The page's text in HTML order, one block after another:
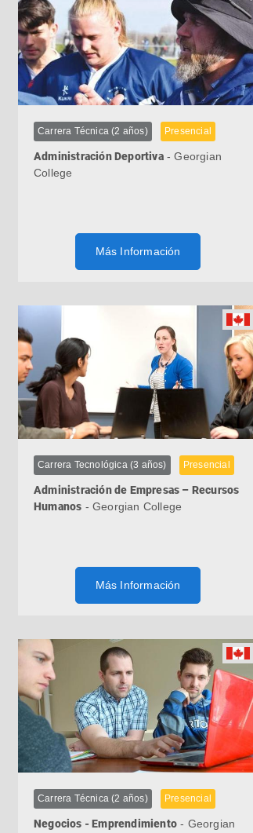
Carrera Técnica (2 años) Presencial
Administración Deportiva- Georgian
College
Más Información
Carrera Tecnológica (3 años) Presencial
Administración de Empresas – Recursos
Humanos - Georgian College
Más Información
Carrera Técnica (2 años) Presencial
Negocios - Emprendimiento - Georgian